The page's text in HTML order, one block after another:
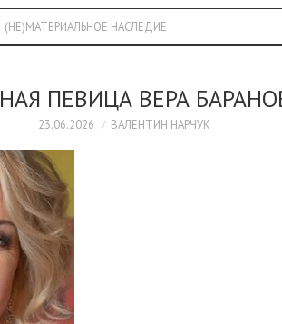
(НЕ)МАТЕРИАЛЬНОЕ НАСЛЕДИЕ
ПЕВИЦА ВЕРА
23.06.2026 ВАЛЕНТИН НАРЧУК